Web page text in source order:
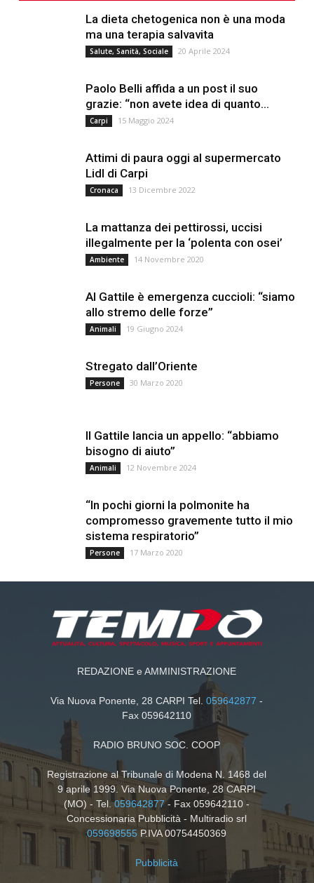
La dieta chetogenica non è una moda
ma una terapia salvavita
Salute, Sanità, Sociale 20 Aprile 2024
Paolo Belli affida a un post il suo
grazie: “non avete idea di quanto...
Carpi 15 Maggio 2024
Attimi di paura oggi al supermercato
Lidl di Carpi
Cronaca 13 Dicembre 2022
La mattanza dei pettirossi, uccisi
illegalmente per la ‘polenta con osei’
Ambiente 14 Novembre 2020
Al Gattile è emergenza cuccioli: “siamo
allo stremo delle forze”
Animali 19 Giugno 2024
Stregato dall’Oriente
Persone 30 Marzo 2020
Il Gattile lancia un appello: “abbiamo
bisogno di aiuto”
Animali 12 Novembre 2024
“In pochi giorni la polmonite ha
compromesso gravemente tutto il mio
sistema respiratorio”
Persone 17 Marzo 2020
REDAZIONE e AMMINISTRAZIONE
Via Nuova Ponente, 28 CARPI Tel.059642877 -
Fax 059642110
RADIO BRUNO SOC. COOP
Registrazione al Tribunale di Modena N. 1468 del
9 aprile 1999. Via Nuova Ponente, 28 CARPI
(MO) - Tel.059642877- Fax 059642110 -
Concessionaria Pubblicità - Multiradio srl
059698555 P.IVA 00754450369
Pubblicità